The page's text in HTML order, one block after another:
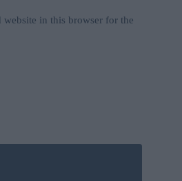
website in this browser for the